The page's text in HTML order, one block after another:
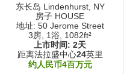
东长岛 Lindenhurst, NY
房子 HOUSE
地址: 50 Jerome Street
3房, 1浴, 1082ft²
上市时间: 2天
距离法拉盛中心24英里
约人民币4百万元